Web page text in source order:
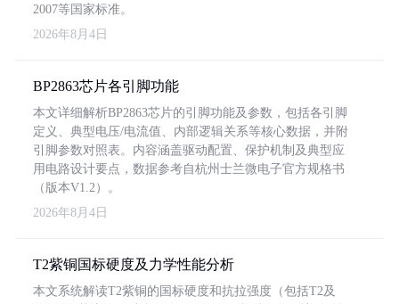
2007等国家标准。
2026年8月4日
BP2863芯片各引脚功能
本文详细解析BP2863芯片的引脚功能及参数，包括各引脚
定义、典型电压/电流值、内部逻辑关系等核心数据，并附
引脚参数对照表。内容涵盖驱动配置、保护机制及典型应
用电路设计要点，数据参考自杭州士兰微电子官方规格书
（版本V1.2）。
2026年8月4日
T2紫铜国标硬度及力学性能分析
本文系统解读T2紫铜的国标硬度和抗拉强度（包括T2及